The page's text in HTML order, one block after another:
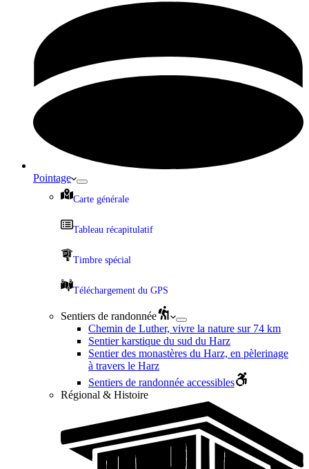
Pointage
Carte générale
Tableau récapitulatif
Timbre spécial
Téléchargement du GPS
Sentiers de randonnée
Chemin de Luther, vivre la nature sur 74 km
Sentier karstique du sud du Harz
Sentier des monastères du Harz, en pèlerinage
à travers le Harz
Sentiers de randonnée accessibles
Régional & Histoire